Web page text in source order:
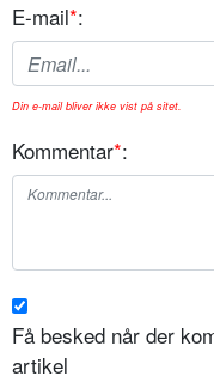
E-mail*:
Din e-mail bliver ikke vist på sitet.
Kommentar*:
Få besked når der
artikel